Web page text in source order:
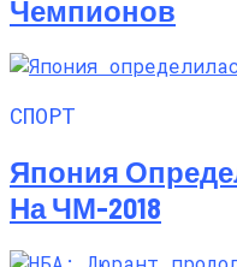
Чемпионов
СПОРТ
Япония
На ЧМ-2018